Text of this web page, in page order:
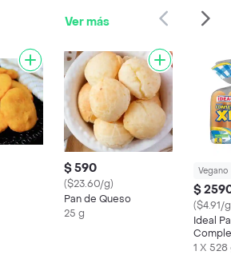
Ver más
$ 590
($23.60/g)
Pan de Queso
25 g
Vegano
$
($4.91/
Ideal
1 X 528